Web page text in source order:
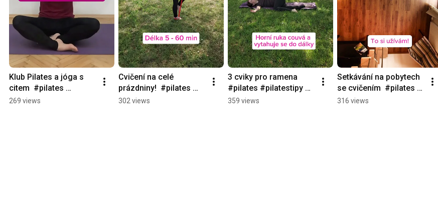
Klub Pilates a jóga s
citem  #pilates
#pilatestipy
269 views
Cvičení na celé
prázdniny!  #pilates
#pilatestipy
302 views
3 cviky pro ramena
#pilates #pilatestipy
#ramena
359 views
Setkávání na pobytech
se cvičením  #pilates
#pilatesvikend
316 views